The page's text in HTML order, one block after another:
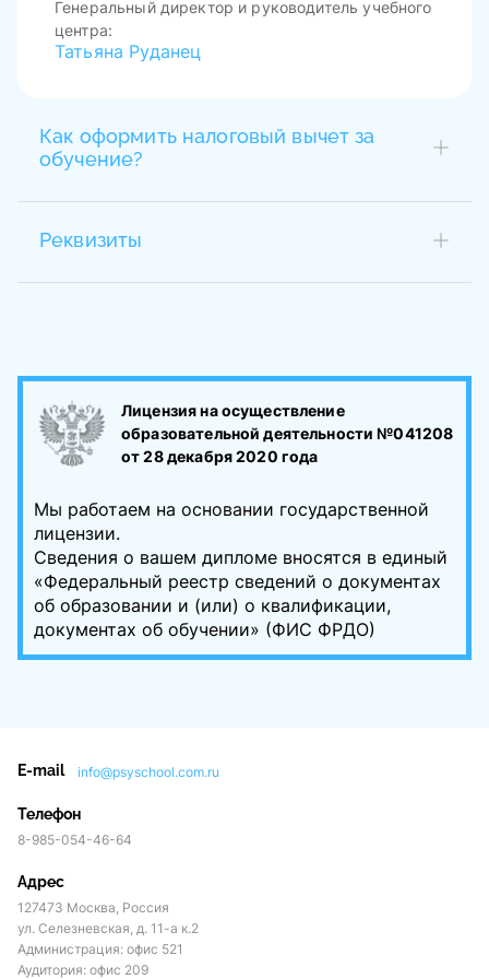
Генеральный директор и руководитель учебного
центра:
Татьяна Руданец
Как оформить налоговый вычет за
обучение?
Как оформить налоговый вычет за
обучение?
Реквизиты
I К No31 ОФ No521:
Лицензия на осуществление
образовательной деятельности №041208
от 28 декабря 2020 года
Мы работаем на основании государственной
лицензии.
Сведения о вашем дипломе вносятся в единый
«Федеральный реестр сведений о документах
об образовании и (или) о квалификации,
документах об обучении» (ФИС ФРДО)
Телефон
8-985-054-46-64
Адрес
127473 Москва, Россия
ул. Селезневская, д. 11-а к.2
Администрация: офис 521
Аудитория: офис 209
E-mail info@psyschool.com.ru